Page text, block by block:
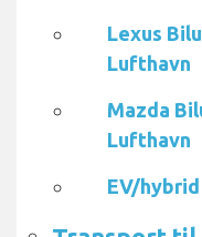
Lexus
Lufthavn
Mazda
Lufthavn
EV/